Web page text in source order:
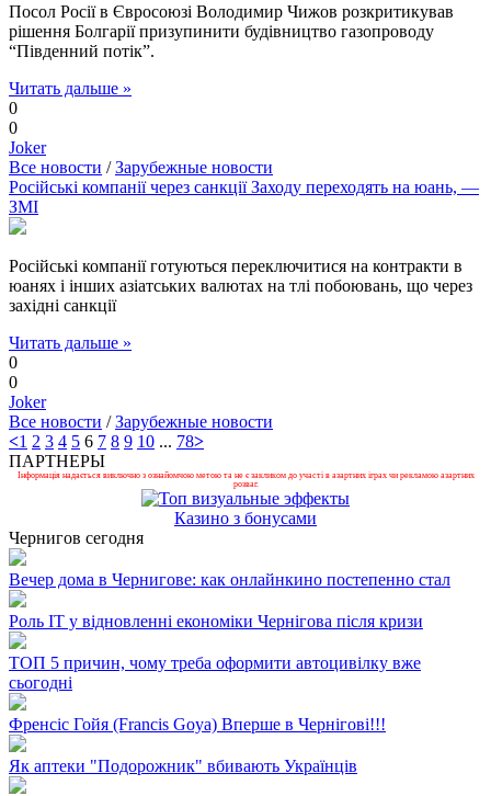
Посол Росії в Євросоюзі Володимир Чижов розкритикував
рішення Болгарії призупинити будівництво газопроводу
“Південний потік”.
Читать дальше »
0
0
Joker
Все новости /Зарубежные новости
Російські компанії через санкції Заходу переходять на юань, —
ЗМІ
Російські компанії готуються переключитися на контракти в
юанях і інших азіатських валютах на тлі побоювань, що через
західні санкції
Читать дальше »
0
0
Joker
Все новости /Зарубежные новости
<1 2 3 4 5 6 7 8 9 10 ... 78>
ПАРТНЕРЫ
Інформація надається виключно з ознайомчою метою та не є закликом до участі в азартних іграх чи рекламою азартних
розваг.
Казино з бонусами
Чернигов сегодня
Вечер дома в Чернигове: как онлайнкино постепенно стал
Роль ІТ у відновленні економіки Чернігова після кризи
ТОП 5 причин, чому треба оформити автоцивілку вже
сьогодні
Френсіс Гойя (Francis Goya) Вперше в Чернігові!!!
Як аптеки "Подорожник" вбивають Українців